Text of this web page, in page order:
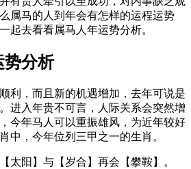
属马的人到年会有怎样的运程运势
起去看看属马人年运势分析。
势分析
利，而且新的机遇增加，去年可说是
进入年贵不可言，人际关系会突然增
今年马人可以重振雄风，为近年较好
中，今年位列三甲之一的生肖。
太阳】与【岁合】再会【攀鞍】。